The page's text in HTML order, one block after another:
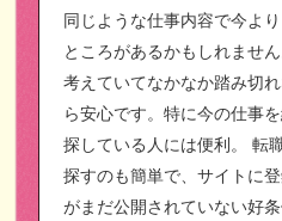
同じような仕事内容で今よ
ところがあるかもしれません
考えていてなかなか踏み切
ら安心です。特に今の仕事
探している人には便利。
転
探すのも簡単で、サイトに
がまだ公開されていない好